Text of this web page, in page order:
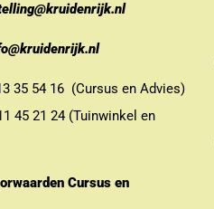
54 16 (Cursus en Advies)
45 21 24 (Tuinwinkel en
Cursus en